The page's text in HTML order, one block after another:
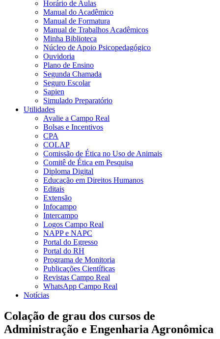
Horário de Aulas
Manual do Acadêmico
Manual de Formatura
Manual de Trabalhos Acadêmicos
Minha Biblioteca
Núcleo de Apoio Psicopedagógico
Ouvidoria
Plano de Ensino
Segunda Chamada
Seguro Escolar
Sapien
Simulado Preparatório
Utilidades
Avalie a Campo Real
Bolsas e Incentivos
CPA
COLAP
Comissão de Ética no Uso de Animais
Comitê de Ética em Pesquisa
Diploma Digital
Educação em Direitos Humanos
Editais
Extensão
Infocampo
Intercampo
Logos Campo Real
NAPP e NAPC
Portal do Egresso
Portal do RH
Programa de Monitoria
Publicações Científicas
Revistas Campo Real
WhatsApp Campo Real
Notícias
Colação de grau dos cursos de
Administração e Engenharia Agronômica